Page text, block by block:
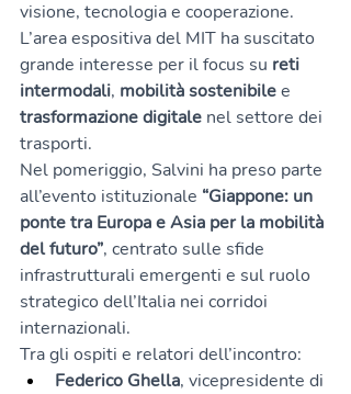
visione, tecnologia e cooperazione.
L’area espositiva del MIT ha suscitato
grande interesse per il focus su reti
intermodali, mobilità sostenibile e
trasformazione digitale nel settore dei
trasporti.
Nel pomeriggio, Salvini ha preso parte
all’evento istituzionale “Giappone: un
ponte tra Europa e Asia per la mobilità
del futuro”, centrato sulle sfide
infrastrutturali emergenti e sul ruolo
strategico dell’Italia nei corridoi
internazionali.
Tra gli ospiti e relatori dell’incontro:
Federico Ghella, vicepresidente di